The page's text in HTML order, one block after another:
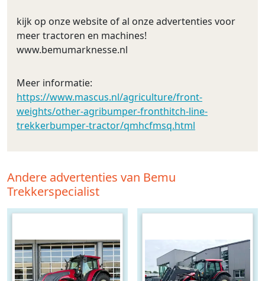
kijk op onze website of al onze advertenties voor
meer tractoren en machines!
www.bemumarknesse.nl
Meer informatie:
https://www.mascus.nl/agriculture/front-
weights/other-agribumper-fronthitch-line-
trekkerbumper-tractor/qmhcfmsq.html
Andere advertenties van Bemu
Trekkerspecialist